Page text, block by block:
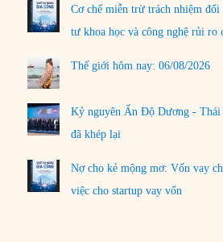
Cơ chế miễn trừ trách nhiệm
tư khoa học và công nghệ rủi ro
Thế giới hôm nay: 06/08/2026
Kỷ nguyên Ấn Độ Dương -
đã khép lại
Nợ cho kẻ mộng mơ: Vốn vay
việc cho startup vay vốn